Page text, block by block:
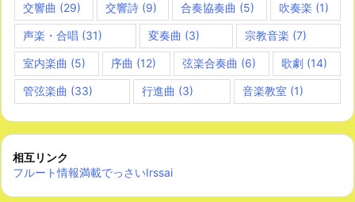
交響曲 (29) 交響詩(9) 合奏協奏曲 (5) 吹奏楽 (1)
声楽・合唱 (31) 変奏曲 (3) 宗教音楽 (7)
室内楽曲 (5) 序曲 (12) 弦楽合奏曲 (6) 歌劇(14)
管弦楽曲 (33) 行進曲 (3) 音楽教室 (1)
相互リンク
フルート情報満載でっさいIrssai